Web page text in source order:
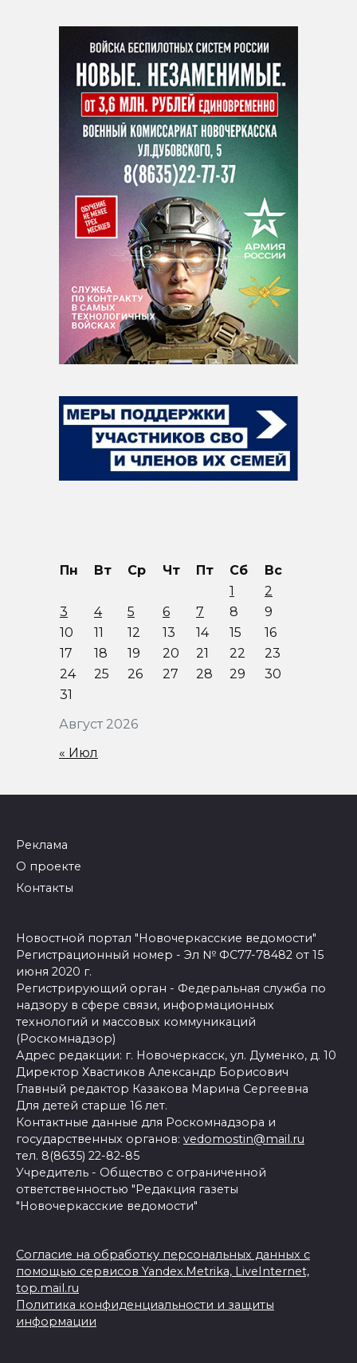
Август 2026
Пн Вт Ср Чт Пт Сб
Вс
1
2
3
4 5 6 7 8
9
10
11 12 13 14 15
16
17
18 19 20 21 22
23
24
25 26 27 28 29
30
31
« Июл
Реклама
О проекте
Контакты
Новостной портал "Новочеркасские ведомости"
Регистрационный номер - Эл № ФС77-78482 от 15
июня 2020 г.
Регистрирующий орган - Федеральная служба по
надзору в сфере связи, информационных
технологий и массовых коммуникаций
(Роскомнадзор)
Адрес редакции: г. Новочеркасск, ул. Думенко, д. 10
Директор Хвастиков Александр Борисович
Главный редактор Казакова Марина Сергеевна
Для детей старше 16 лет.
Контактные данные для Роскомнадзора и
государственных органов: vedomostin@mail.ru
тел. 8(8635) 22-82-85
Учредитель - Общество с ограниченной
ответственностью "Редакция газеты
"Новочеркасские ведомости"
Согласие на обработку персональных данных с
помощью сервисов Yandex.Metrika, LiveInternet,
top.mail.ru
Политика конфиденциальности и защиты
информации